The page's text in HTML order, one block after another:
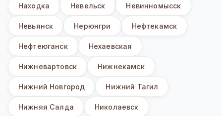
Находка Невельск Невинномысск
Невьянск Нерюнгри Нефтекамск
Нефтеюганск Нехаевская
Нижневартовск Нижнекамск
Нижний Новгород Нижний Тагил
Нижняя Салда Николаевск